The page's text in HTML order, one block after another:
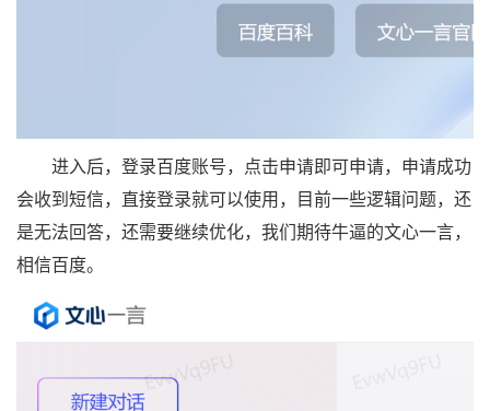
进入后，登录百度账号，点击申请即可申请，申请成功
会收到短信，直接登录就可以使用，目前一些逻辑问题，还
是无法回答，还需要继续优化，我们期待牛逼的文心一言，
相信百度。